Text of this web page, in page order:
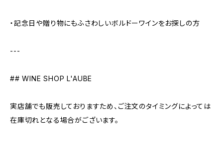
・記念日や贈り物にもふさわしいボルドーワインをお探しの方
---
## WINE SHOP L'AUBE
実店舗でも販売しておりますため、ご注文のタイミングによっては
在庫切れとなる場合がございます。